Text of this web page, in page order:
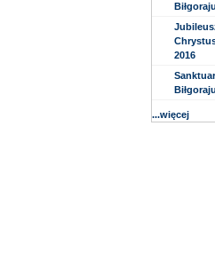
2016
Biłgoraju
...więcej